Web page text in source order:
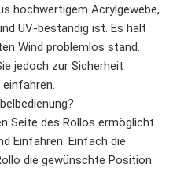
hochwertigem Acrylgewebe,
UV-beständig ist. Es hält
Wind problemlos stand.
jedoch zur Sicherheit
Seite des Rollos ermöglicht
Einfahren. Einfach die
die gewünschte Position